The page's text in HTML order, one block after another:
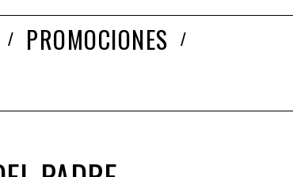
PROMOCIONES